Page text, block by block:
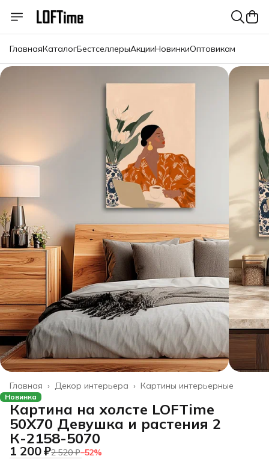
ГлавнаяКаталогБестселлерыАкцииНовинкиОптовикам
Картины интерьерные
Декор интерьера ›
Главная ›
Новинка
Картина на холсте LOFTime
50Х70 Девушка и растения 2
К-2158-5070
1 200 ₽2 520 ₽−52%